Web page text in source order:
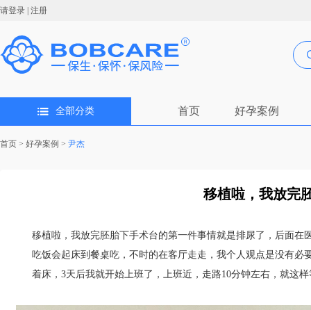
请登录 | 注册
全部分类 首页 好孕案例
首页 > 好孕案例 > 尹杰
移植啦，我放完
移植啦，我放完胚胎下手术台的第一件事情就是排尿了，后面
吃饭会起床到餐桌吃，不时的在客厅走走，我个人观点是没有
着床，3天后我就开始上班了，上班近，走路10分钟左右，就这